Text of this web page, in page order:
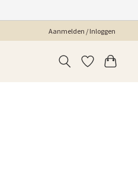
Aanmelden / Inloggen